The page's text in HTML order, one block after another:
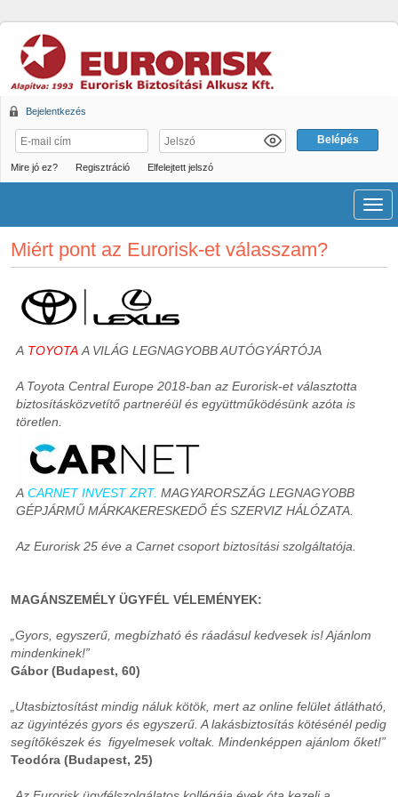
Bejelentkezés
Mire jó ez? Regisztráció Elfelejtett jelszó
Miért pont az Eurorisk-et válasszam?
A TOYOTAA VILÁG LEGNAGYOBB AUTÓGYÁRTÓJA
A Toyota Central Europe 2018-ban az Eurorisk-et választotta
biztosításközvetítő partneréül és együttműködésünk azóta is
töretlen.
A CARNET INVEST ZRT. MAGYARORSZÁG LEGNAGYOBB
GÉPJÁRMŰ MÁRKAKERESKEDŐ ÉS SZERVIZ HÁLÓZATA.
Az Eurorisk 25 éve a Carnet csoport biztosítási szolgáltatója.
MAGÁNSZEMÉLY ÜGYFÉL VÉLEMÉNYEK:
„Gyors, egyszerű, megbízható és ráadásul kedvesek is! Ajánlom
mindenkinek!”
Gábor (Budapest, 60)
„Utasbiztosítást mindig náluk kötök, mert az online felület átlátható,
az ügyintézés gyors és egyszerű. A lakásbiztosítás kötésénél pedig
segítőkészek és figyelmesek voltak. Mindenképpen ajánlom őket!”
Teodóra (Budapest, 25)